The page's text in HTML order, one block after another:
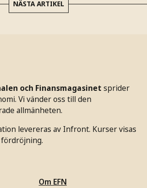
NÄSTA ARTIKEL
och Finansmagasinet sprider
Vi vänder oss till den
allmänheten.
levereras av Infront. Kurser visas
Om EFN